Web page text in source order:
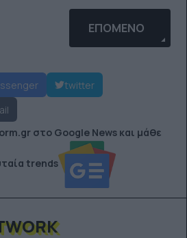
Η ΑΝΆΓΚΗ ΣΟΥ ΝΑ
ΕΠΌΜΕΝΟ ΆΡΘΡΟ:
ΕΠΌΜΕΝΟ
twitter
στο Google News και μάθε
trends